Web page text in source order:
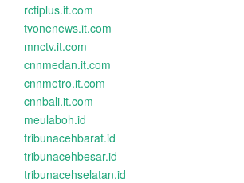
rctiplus.it.com
tvonenews.it.com
mnctv.it.com
cnnmedan.it.com
cnnmetro.it.com
cnnbali.it.com
meulaboh.id
tribunacehbarat.id
tribunacehbesar.id
tribunacehselatan.id